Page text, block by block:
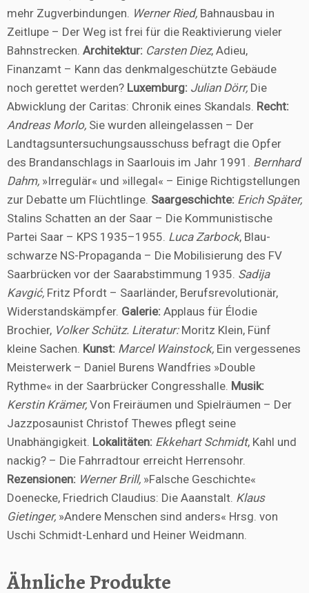
mehr Zugverbindungen. Werner Ried, Bahnausbau in
Zeitlupe – Der Weg ist frei für die Reaktivierung vieler
Bahnstrecken. Architektur: Carsten Diez, Adieu,
Finanzamt – Kann das denkmalgeschützte Gebäude
noch gerettet werden? Luxemburg: Julian Dörr, Die
Abwicklung der Caritas: Chronik eines Skandals. Recht:
Andreas Morlo, Sie wurden alleingelassen – Der
Landtags­untersuchungsausschuss befragt die Opfer
des Brandanschlags in Saarlouis im Jahr 1991. Bernhard
Dahm, »Irregulär« und »illegal« – Einige Richtigstellungen
zur Debatte um Flüchtlinge. Saargeschichte: Erich Später,
Stalins Schatten an der Saar – Die Kommunistische
Partei Saar – KPS 1935–1955. Luca Zarbock, Blau-
schwarze NS-Propaganda – Die Mobilisierung des FV
Saarbrücken vor der Saarabstimmung 1935. Sadija
Kavgić, Fritz Pfordt – Saarländer, Berufsrevolutionär,
Widerstandskämpfer. Galerie: Applaus für Élodie
Brochier, Volker Schütz. Literatur:Moritz Klein, Fünf
kleine Sachen. Kunst: Marcel Wainstock, Ein vergessenes
Meisterwerk – Daniel Burens Wandfries »Double
Rythme« in der Saarbrücker Congresshalle. Musik:
Kerstin Krämer, Von Freiräumen und Spielräumen – Der
Jazzposaunist Christof Thewes pflegt seine
Unabhängigkeit. Lokalitäten: Ekkehart Schmidt, Kahl und
nackig? – Die Fahrradtour erreicht Herrensohr.
Rezensionen: Werner Brill, »Falsche Geschichte«
Doenecke, Friedrich Claudius: Die Aaanstalt. Klaus
Gietinger, »Andere Menschen sind anders« Hrsg. von
Uschi Schmidt-Lenhard und Heiner Weidmann.
Ähnliche Produkte